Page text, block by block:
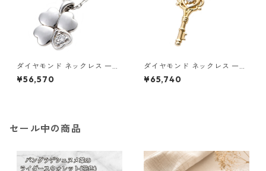
ダイヤモンド ネックレス 一粒
0.014ct プラチナ Pt900 四
葉 クローバーモチーフ ペンダ
¥56,570
ダイヤモンド ネックレス 一粒
K18 イエローゴールド 鍵 キー
モチーフ ペンダント 鑑別カー
¥65,740
セール中の商品